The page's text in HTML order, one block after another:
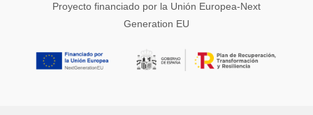
Proyecto financiado por la Unión Europea-Next
Generation EU